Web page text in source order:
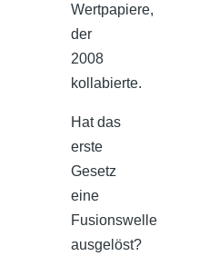
Wertpapiere,
der
2008
kollabierte.
Hat das
erste
Gesetz
eine
Fusionswelle
ausgelöst?